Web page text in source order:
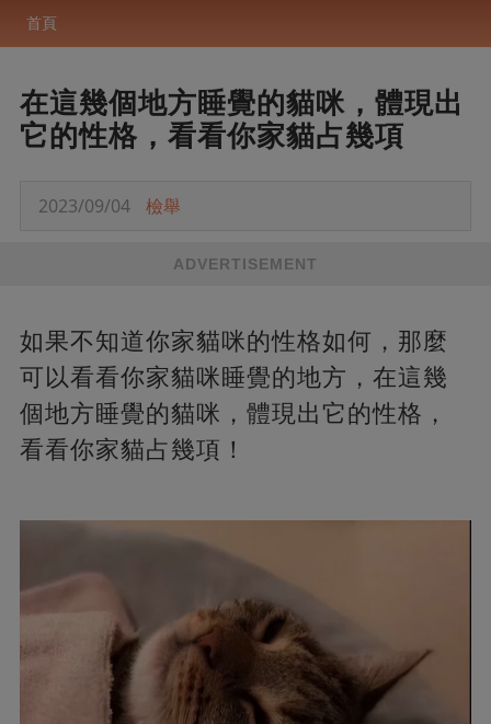
首頁
在這幾個地方睡覺的貓咪，體現出
它的性格，看看你家貓占幾項
2023/09/04 檢舉
ADVERTISEMENT
如果不知道你家貓咪的性格如何，那麼
可以看看你家貓咪睡覺的地方，在這幾
個地方睡覺的貓咪，體現出它的性格，
看看你家貓占幾項！